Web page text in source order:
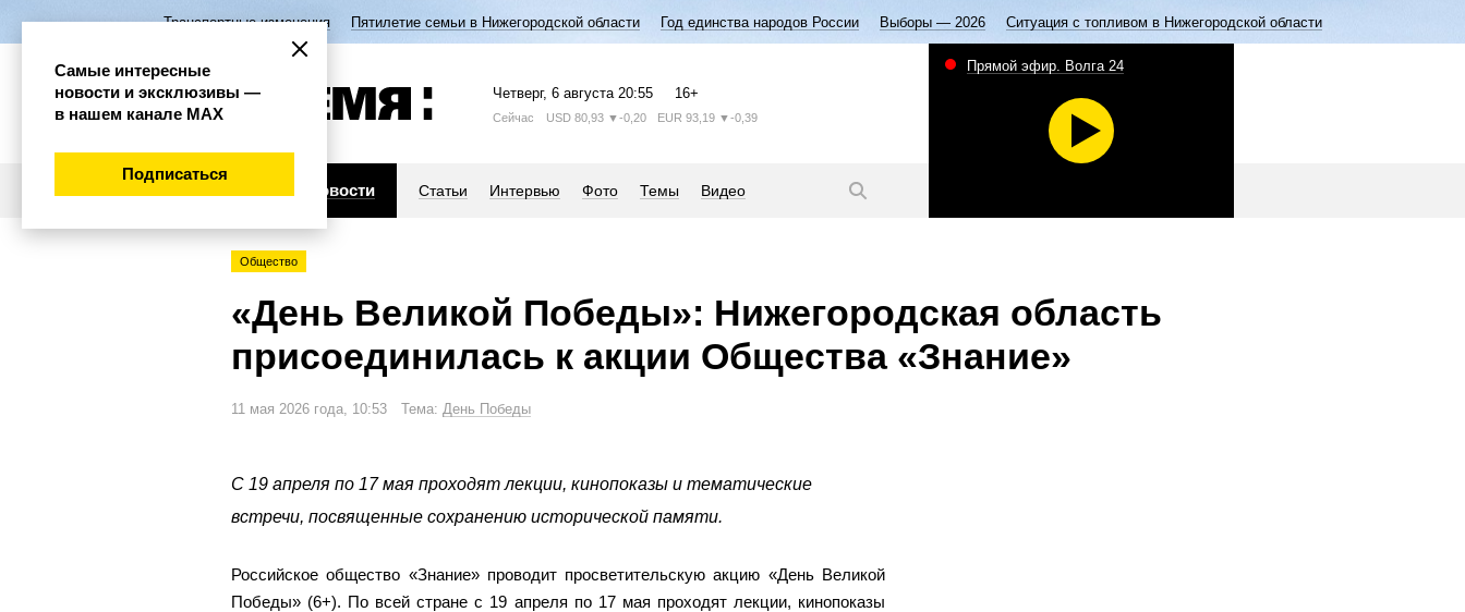
Транспортные изменения Пятилетие семьи в Нижегородской области Год единства народов России Выборы — 2026 Ситуация с топливом в Нижегородской области
Четверг, 6 августа 20:55 16+
Сейчас USD 80,93 ▼-0,20 EUR 93,19 ▼-0,39
Новости Статьи Интервью Фото Темы Видео
Прямой эфир. Волга 24
Общество
«День Великой Победы»: Нижегородская область
присоединилась к акции Общества «Знание»
11 мая 2026 года, 10:53 Тема: День Победы
С 19 апреля по 17 мая проходят лекции, кинопоказы и тематические
встречи, посвященные сохранению исторической памяти.
Российское общество «Знание» проводит просветительскую акцию «День Великой
Победы» (6+). По всей стране с 19 апреля по 17 мая проходят лекции, кинопоказы
Самые интересные
новости и эксклюзивы —
в нашем канале МАХ
Подписаться